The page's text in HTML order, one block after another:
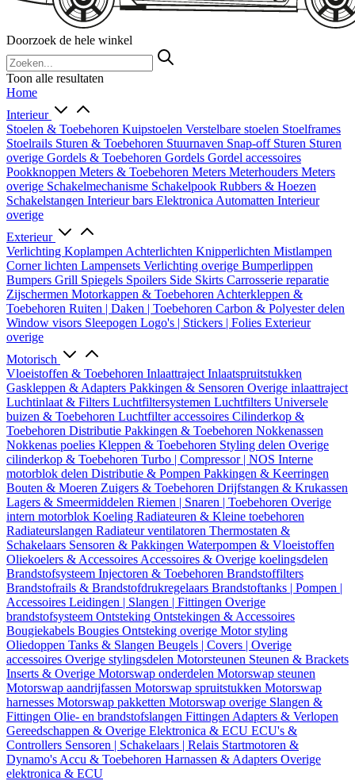
Doorzoek de hele winkel
Toon alle resultaten
Home
Interieur
Stoelen & Toebehoren Kuipstoelen Verstelbare stoelen Stoelframes
Stoelrails Sturen & Toebehoren Stuurnaven Snap-off Sturen Sturen
overige Gordels & Toebehoren Gordels Gordel accessoires
Pookknoppen Meters & Toebehoren Meters Meterhouders Meters
overige Schakelmechanisme Schakelpook Rubbers & Hoezen
Schakelstangen Interieur bars Elektronica Automatten Interieur
overige
Exterieur
Verlichting Koplampen Achterlichten Knipperlichten Mistlampen
Corner lichten Lampensets Verlichting overige Bumperlippen
Bumpers Grill Spiegels Spoilers Side Skirts Carrosserie reparatie
Zijschermen Motorkappen & Toebehoren Achterkleppen &
Toebehoren Ruiten | Daken | Toebehoren Carbon & Polyester delen
Window visors Sleepogen Logo's | Stickers | Folies Exterieur
overige
Motorisch
Vloeistoffen & Toebehoren Inlaattraject Inlaatspruitstukken
Gaskleppen & Adapters Pakkingen & Sensoren Overige inlaattraject
Luchtinlaat & Filters Luchtfiltersystemen Luchtfilters Universele
buizen & Toebehoren Luchtfilter accessoires Cilinderkop &
Toebehoren Distributie Pakkingen & Toebehoren Nokkenassen
Nokkenas poelies Kleppen & Toebehoren Styling delen Overige
cilinderkop & Toebehoren Turbo | Compressor | NOS Interne
motorblok delen Distributie & Pompen Pakkingen & Keerringen
Bouten & Moeren Zuigers & Toebehoren Drijfstangen & Krukassen
Lagers & Smeermiddelen Riemen | Snaren | Toebehoren Overige
intern motorblok Koeling Radiateuren & Kleine toebehoren
Radiateurslangen Radiateur ventilatoren Thermostaten &
Schakelaars Sensoren & Pakkingen Waterpompen & Vloeistoffen
Oliekoelers & Accessoires Accessoires & Overige koelingsdelen
Brandstofsysteem Injectoren & Toebehoren Brandstoffilters
Brandstofrails & Brandstofdrukregelaars Brandstoftanks | Pompen |
Accessoires Leidingen | Slangen | Fittingen Overige
brandstofsysteem Ontsteking Ontstekingen & Accessoires
Bougiekabels Bougies Ontsteking overige Motor styling
Oliedoppen Tanks & Slangen Beugels | Covers | Overige
accessoires Overige stylingsdelen Motorsteunen Steunen & Brackets
Inserts & Overige Motorswap onderdelen Motorswap steunen
Motorswap aandrijfassen Motorswap spruitstukken Motorswap
harnesses Motorswap pakketten Motorswap overige Slangen &
Fittingen Olie- en brandstofslangen Fittingen Adapters & Verlopen
Gereedschappen & Overige Elektronica & ECU ECU's &
Controllers Sensoren | Schakelaars | Relais Startmotoren &
Dynamo's Accu & Toebehoren Harnassen & Adapters Overige
elektronica & ECU